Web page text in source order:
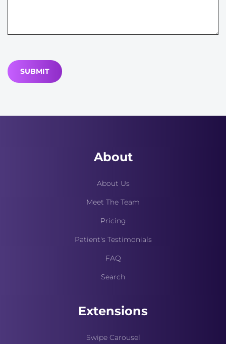
About
About Us
Meet The Team
Pricing
Patient's Testimonials
FAQ
Search
Extensions
Swipe Carousel